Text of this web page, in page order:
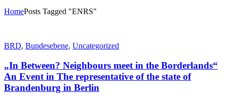
HomePosts Tagged "ENRS"
BRD, Bundesebene, Uncategorized
„In Between? Neighbours meet in the Borderlands“
An Event in The representative of the state of
Brandenburg in Berlin